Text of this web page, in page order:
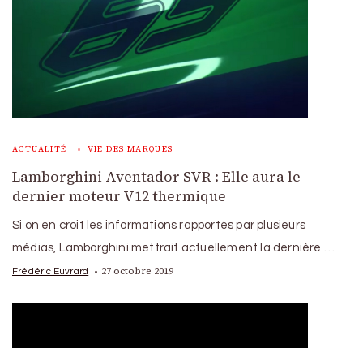
ACTUALITÉ VIE DES MARQUES
Lamborghini Aventador SVR : Elle aura le
dernier moteur V12 thermique
Si on en croit les informations rapportés par plusieurs
médias, Lamborghini mettrait actuellement la dernière …
Frédéric Euvrard 27 octobre 2019